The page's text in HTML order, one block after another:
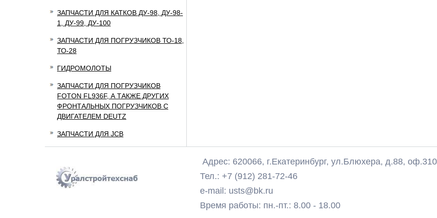
ЗАПЧАСТИ ДЛЯ КАТКОВ ДУ-98, ДУ-98-
1, ДУ-99, ДУ-100
ЗАПЧАСТИ ДЛЯ ПОГРУЗЧИКОВ ТО-18,
ТО-28
ГИДРОМОЛОТЫ
ЗАПЧАСТИ ДЛЯ ПОГРУЗЧИКОВ
FOTON FL936F, А ТАКЖЕ ДРУГИХ
ФРОНТАЛЬНЫХ ПОГРУЗЧИКОВ С
ДВИГАТЕЛЕМ DEUTZ
ЗАПЧАСТИ ДЛЯ JCB
Адрес: 620066, г.Екатеринбург, ул.Блюхера, д.88, оф.310
Тел.: +7 (912) 281-72-46
e-mail: usts@bk.ru
Время работы: пн.-пт.: 8.00 - 18.00